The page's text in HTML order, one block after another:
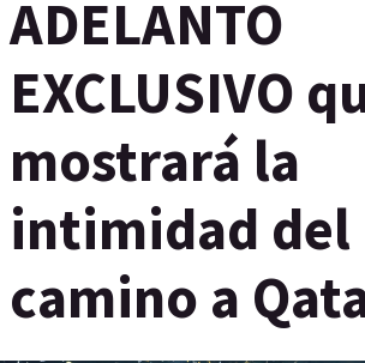
ADELANTO
EXCLUSIVO
mostrará la
intimidad del
camino a